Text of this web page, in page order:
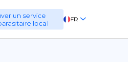
un service
local
FR
EN